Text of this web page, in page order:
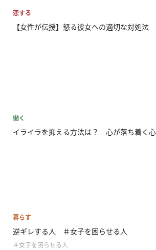
恋する
【女性が伝授】怒る彼女への適切な対処法
働く
イライラを抑える方法は？ 心が落ち着く
暮らす
逆ギレする人 ＃女子を困らせる人
＃女子を困らせる人